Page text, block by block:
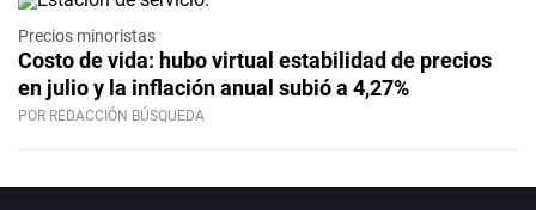
Precios minoristas
Costo de vida: hubo virtual estabilidad de precios
en julio y la inflación anual subió a 4,27%
POR REDACCIÓN BÚSQUEDA